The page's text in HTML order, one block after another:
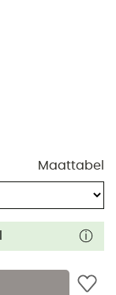
Maattabel